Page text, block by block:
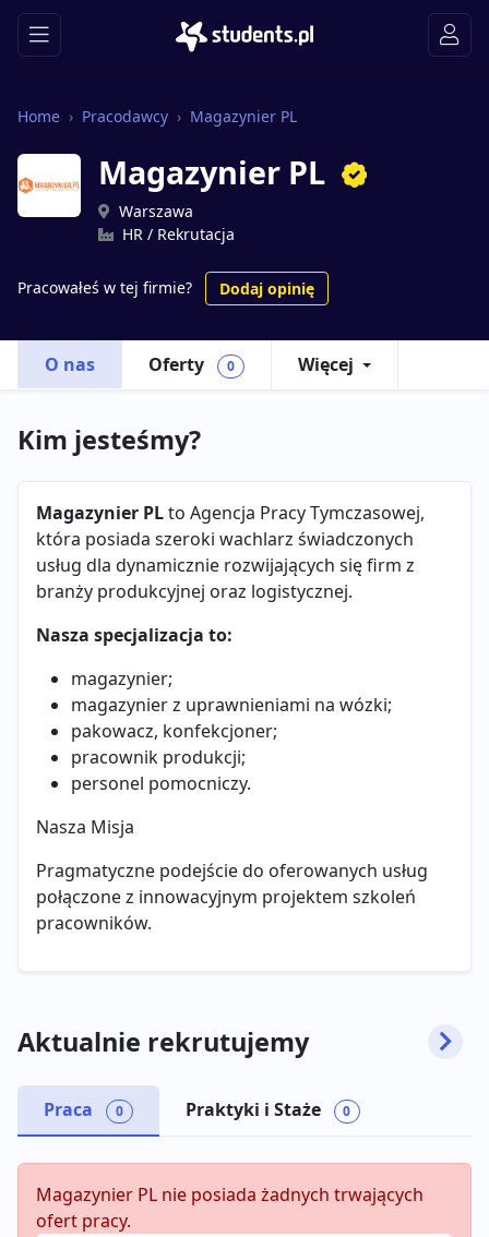
Home Pracodawcy Magazynier PL
Magazynier PL
Warszawa
HR / Rekrutacja
Pracowałeś w tej firmie? Dodaj opinię
O nas Oferty 0 Więcej
Kim jesteśmy?
Magazynier PLto Agencja Pracy Tymczasowej,
która posiada szeroki wachlarz świadczonych
usług dla dynamicznie rozwijających się firm z
branży produkcyjnej oraz logistycznej.
Nasza specjalizacja to:
magazynier;
magazynier z uprawnieniami na wózki;
pakowacz, konfekcjoner;
pracownik produkcji;
personel pomocniczy.
Nasza Misja
Pragmatyczne podejście do oferowanych usług
połączone z innowacyjnym projektem szkoleń
pracowników.
Aktualnie rekrutujemy
Praca 0 Praktyki i Staże 0
Magazynier PL nie posiada żadnych trwających
ofert pracy.